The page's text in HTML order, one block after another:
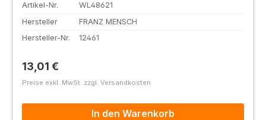
Artikel-Nr.
WL48621
Hersteller
FRANZ MENSCH
Hersteller-Nr.
12461
Regulärer Preis:
13,01 €
Preise exkl. MwSt. zzgl. Versandkosten
In den Warenkorb